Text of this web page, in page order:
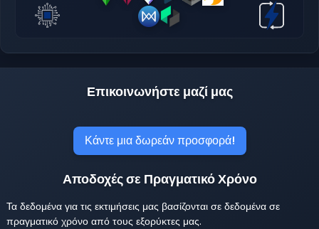
Επικοινωνήστε μαζί μας
Κάντε μια δωρεάν προσφορά!
Αποδοχές σε Πραγματικό Χρόνο
Τα δεδομένα για τις εκτιμήσεις μας βασίζονται σε δεδομένα σε
πραγματικό χρόνο από τους εξορύκτες μας.